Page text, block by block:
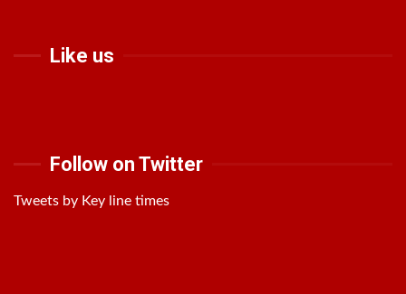
Like us
Follow on Twitter
Tweets by Key line times